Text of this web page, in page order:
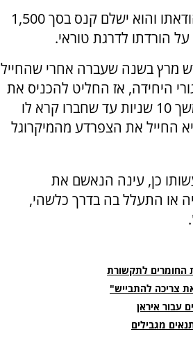
החייל הורשע על פי הודאתו והוא ישלם קנס בסך 1,500
הורדתו לדרגת טוראי.
מרץ בשנה שעברה אחרי שהחייל
היחידה, אז החליט להכניס את
הצפרדע למיקרוגל למשך 10 שניות עד שחברו קרא לו
החייל את הצפרדע מהמיקרוגל
כן, עינה הנאשם את
או התעלל בה בדרך כלשהי,
לתקשורת
צריכה להתבייש"
עבור איראן
מגבילים